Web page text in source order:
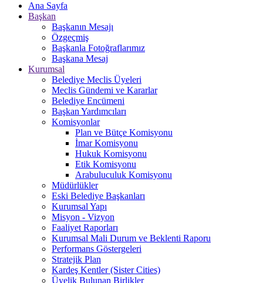
Ana Sayfa
Başkan
Başkanın Mesajı
Özgeçmiş
Başkanla Fotoğraflarımız
Başkana Mesaj
Kurumsal
Belediye Meclis Üyeleri
Meclis Gündemi ve Kararlar
Belediye Encümeni
Başkan Yardımcıları
Komisyonlar
Plan ve Bütçe Komisyonu
İmar Komisyonu
Hukuk Komisyonu
Etik Komisyonu
Arabuluculuk Komisyonu
Müdürlükler
Eski Belediye Başkanları
Kurumsal Yapı
Misyon - Vizyon
Faaliyet Raporları
Kurumsal Mali Durum ve Beklenti Raporu
Performans Göstergeleri
Stratejik Plan
Kardeş Kentler (Sister Cities)
Üyelik Bulunan Birlikler